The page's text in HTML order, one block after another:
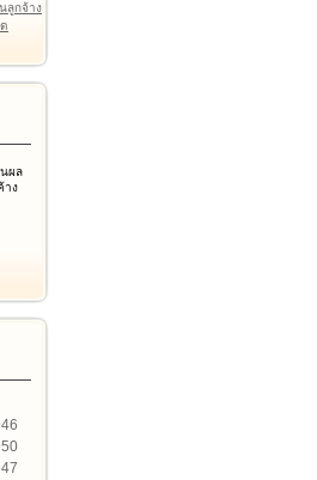
ลูกจ้าง
ผล
าง